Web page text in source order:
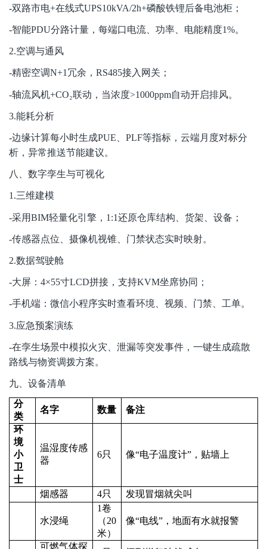
-双路市电+在线式UPS10kVA/2h+磷酸铁锂后备电池柜；
-智能PDU分路计量，每端口电流、功率、电能精度1%。
2.空调与通风
-精密空调N+1冗余，RS485接入网关；
-轴流风机+CO₂联动，当浓度>1000ppm自动开启排风。
3.能耗分析
-边缘计算每小时生成PUE、PLF等指标，云端月度对标分
析，异常推送节能建议。
八、数字孪生与可视化
1.三维建模
-采用BIM轻量化引擎，1:1还原仓库结构、货架、设备；
-传感器点位、摄像机视锥、门禁状态实时映射。
2.数据驾驶舱
-大屏：4×55寸LCD拼接，支持KVM坐席协同；
-手机端：微信小程序实时查看环境、视频、门禁、工单。
3.应急预案演练
-在孪生场景中模拟火灾、泄漏等突发事件，一键生成疏散
路线与物资调拨方案。
九、设备清单
分
类
名字 数量
备注
环
境
小
卫
士
温湿度传感
器
6只 像“电子温度计”，贴墙上
烟感器 4只 发现冒烟就尖叫
水浸绳
1卷
（20
米）
像“电线”，地面有水就报警
可燃气体探